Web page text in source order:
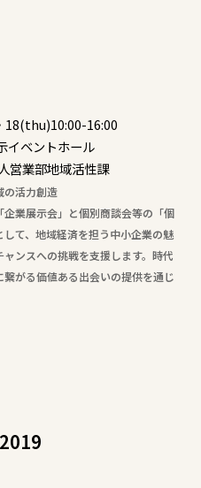
18(thu)10:00-16:00
イベントホール
営業部地域活性課
の活力創造
業展示会」と個別商談会等の「個
て、地域経済を担う中小企業の魅
ンスへの挑戦を支援します。時代
がる価値ある出会いの提供を通じ